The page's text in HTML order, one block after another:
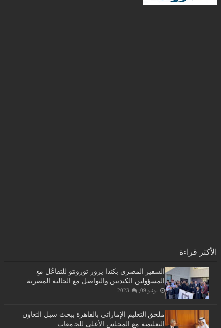
الأكثر قراءة
السفير المصري بكندا يزور تورونتو للتفاعُل مع
المسؤولين الكنديين والتواصل مع الجالية المصرية
يونيو 09, 2023
ملحق التعليم الإماراتى بالقاهرة يبحث سبل التعاون
التعليمية مع المجلس الأعلى للجامعات